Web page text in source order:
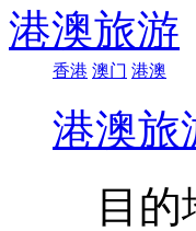
港澳旅游
香港 澳门 港澳
港澳旅
目的